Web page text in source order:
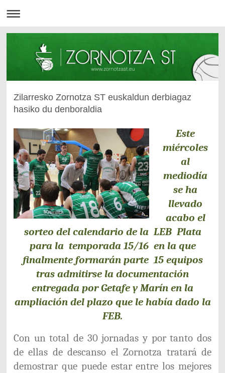
Zilarresko Zornotza ST euskaldun derbiagaz
hasiko du denboraldia
Este
miércoles
al
mediodía
se ha
llevado
acabo el
sorteo del calendario de la LEB Plata
para la temporada 15/16 en la que
finalmente formarán parte 15 equipos
tras admitirse la documentación
entregada por Getafe y Marín en la
ampliación del plazo que le había dado la
FEB.
Con un total de 30 jornadas y por tanto dos
de ellas de descanso el Zornotza tratará de
demostrar que puede estar entre los mejores